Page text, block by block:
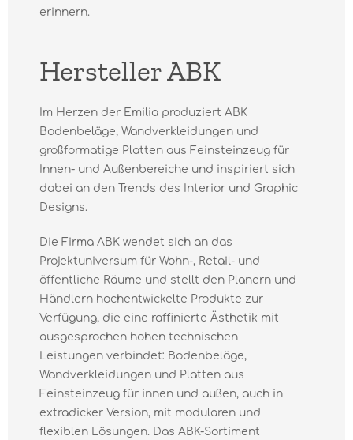
erinnern.
Hersteller ABK
Im Herzen der Emilia produziert ABK
Bodenbeläge, Wandverkleidungen und
großformatige Platten aus Feinsteinzeug für
Innen- und Außenbereiche und inspiriert sich
dabei an den Trends des Interior und Graphic
Designs.
Die Firma ABK wendet sich an das
Projektuniversum für Wohn-, Retail- und
öffentliche Räume und stellt den Planern und
Händlern hochentwickelte Produkte zur
Verfügung, die eine raffinierte Ästhetik mit
ausgesprochen hohen technischen
Leistungen verbindet: Bodenbeläge,
Wandverkleidungen und Platten aus
Feinsteinzeug für innen und außen, auch in
extradicker Version, mit modularen und
flexiblen Lösungen. Das ABK-Sortiment